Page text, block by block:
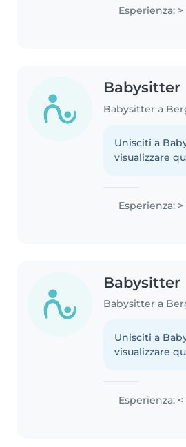
Esperienza:
Babysitter
Babysitter a
Unisciti a
visualizzare
Esperienza: >
Babysitter
Babysitter a
Unisciti a
visualizzare
Esperienza: <